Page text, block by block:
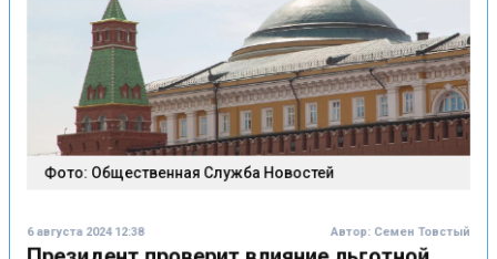
Фото: Общественная Служба Новостей
Президент проверит влияние льготной